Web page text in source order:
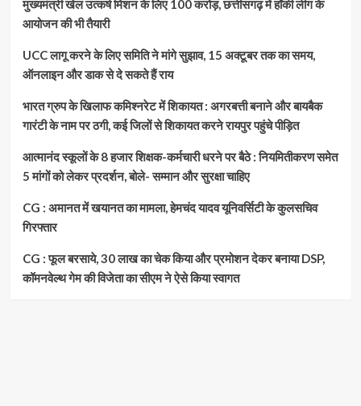
मुख्यमंत्री खेल उत्कर्ष मिशन के लिए 100 करोड़, छत्तीसगढ़ में हॉकी लीग के
आयोजन की भी तैयारी
UCC लागू करने के लिए समिति ने मांगे सुझाव, 15 अक्टूबर तक का समय,
ऑनलाइन और डाक से दे सकते हैं राय
भारत ग्रुप के खिलाफ कमिश्नरेट में शिकायत : अगरबत्ती बनाने और बायबैक
गारंटी के नाम पर ठगी, कई जिलों से शिकायत करने रायपुर पहुंचे पीड़ित
आत्मानंद स्कूलों के 8 हजार शिक्षक-कर्मचारी धरने पर बैठे : नियमितीकरण समेत
5 मांगों को लेकर प्रदर्शन, बोले- सम्मान और सुरक्षा चाहिए
CG : अमानत में खयानत का मामला, हेमचंद यादव यूनिवर्सिटी के कुलसचिव
गिरफ्तार
CG : फूल बरसाये, 30 लाख का चेक किया और प्रमोशन देकर बनाया DSP,
कॉमनवेल्थ गेम की विजेता का सीएम ने ऐसे किया स्वागत